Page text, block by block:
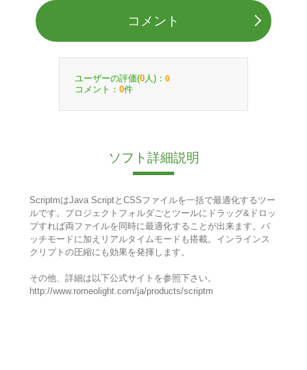
コメント
ユーザーの評価(0 人)： 0
コメント： 0件
ソフト詳細説明
ScriptmはJava ScriptとCSSファイルを一括で最適化するツー
ルです。プロジェクトフォルダごとツールにドラッグ&ドロッ
プすれば両ファイルを同時に最適化することが出来ます。バ
ッチモードに加えリアルタイムモードも搭載。インラインス
クリプトの圧縮にも効果を発揮します。
その他、詳細は以下公式サイトを参照下さい。
http://www.romeolight.com/ja/products/scriptm